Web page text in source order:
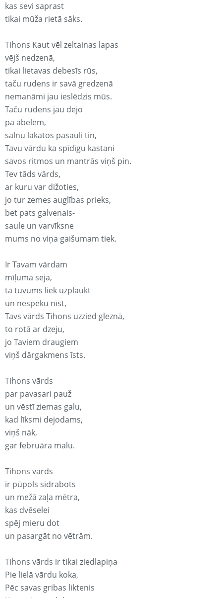
kas sevi saprast
tikai mūža rietā sāks.
Tihons Kaut vēl zeltainas lapas
vējš nedzenā,
tikai lietavas debesīs rūs,
taču rudens ir savā gredzenā
nemanāmi jau ieslēdzis mūs.
Taču rudens jau dejo
pa ābelēm,
salnu lakatos pasauli tin,
Tavu vārdu ka spīdīgu kastani
savos ritmos un mantrās viņš pin.
Tev tāds vārds,
ar kuru var dižoties,
jo tur zemes auglības prieks,
bet pats galvenais-
saule un varvīksne
mums no viņa gaišumam tiek.
Ir Tavam vārdam
mīļuma seja,
tā tuvums liek uzplaukt
un nespēku nīst,
Tavs vārds Tihons uzzied gleznā,
to rotā ar dzeju,
jo Taviem draugiem
viņš dārgakmens īsts.
Tihons vārds
par pavasari pauž
un vēstī ziemas galu,
kad līksmi dejodams,
viņš nāk,
gar februāra malu.
Tihons vārds
ir pūpols sidrabots
un mežā zaļa mētra,
kas dvēselei
spēj mieru dot
un pasargāt no vētrām.
Tihons vārds ir tikai ziedlapiņa
Pie lielā vārdu koka,
Pēc savas gribas liktenis